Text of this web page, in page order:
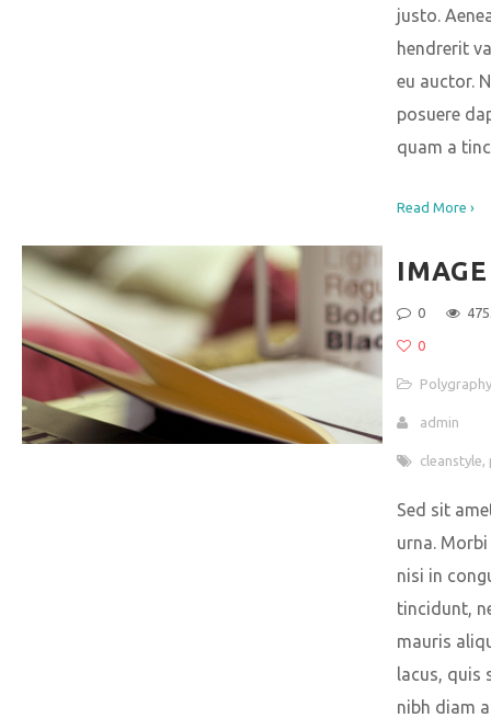
justo.
hendrerit
eu auctor.
posuere
quam a
Read More ›
0
0
Polygraphy
admin
cleanstyle
Sed sit
urna.
nisi in
tincidunt,
mauris
lacus, quis
nibh diam